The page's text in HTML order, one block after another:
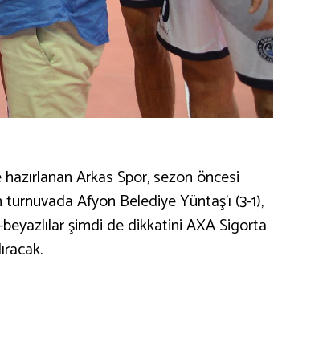
Arkas Spor, sezon öncesi
Afyon Belediye Yüntaş’ı (3-1),
şimdi de dikkatini AXA Sigorta